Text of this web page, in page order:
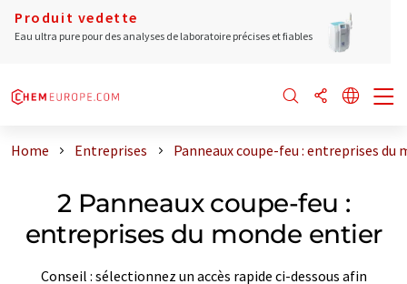
Produit vedette
Eau ultra pure pour des analyses de laboratoire précises et fiables
Home Entreprises Panneaux coupe-feu : entreprises du
2 Panneaux coupe-feu :
entreprises du monde entier
Conseil : sélectionnez un accès rapide ci-dessous afin